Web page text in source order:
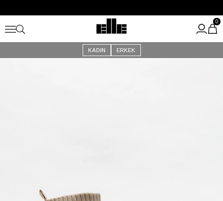
Kargo Ücretsiz!
KADIN ERKEK
0